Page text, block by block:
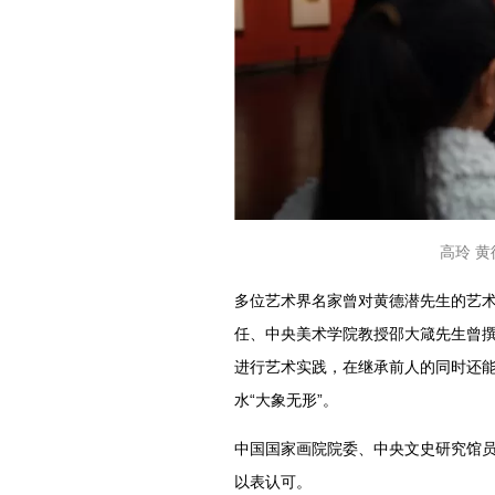
高玲
多位艺术界名家曾对黄德潜先生的艺
任、中央美术学院教授邵大箴先生曾
进行艺术实践，在继承前人的同时还
水“大象无形”。
中国国家画院院委、中央文史研究馆
以表认可。